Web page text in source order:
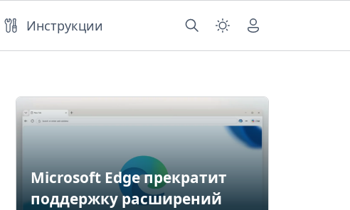
Инструкции
Microsoft Edge прекратит
поддержку расширений